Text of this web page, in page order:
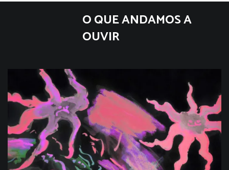
O QUE ANDAMOS A
OUVIR